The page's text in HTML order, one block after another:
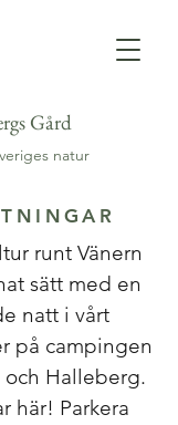
Gård
natur
runt Vänern
sätt med en
natt i vårt
på campingen
Halleberg.
här! Parkera